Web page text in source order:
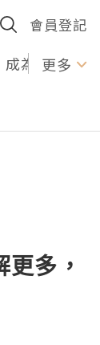
會員登記
成為U更多
多，